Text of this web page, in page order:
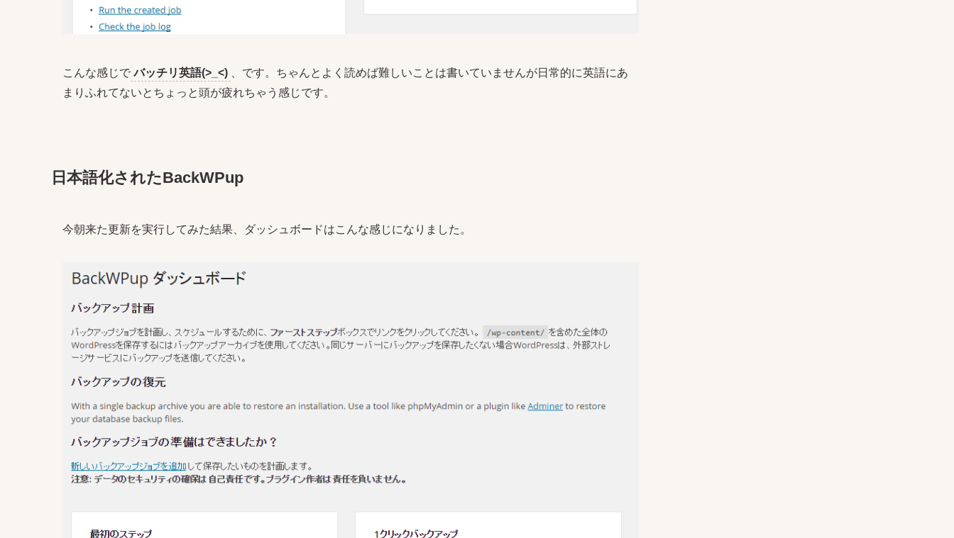
こんな感じで バッチリ英語(>_<)
、です。ちゃんとよく読めば難しいことは書いていませんが日常的に英語にあ
まりふれてないとちょっと頭が疲れちゃう感じです。
日本語化されたBackWPup
今朝来た更新を実行してみた結果、ダッシュボードはこんな感じになりました。